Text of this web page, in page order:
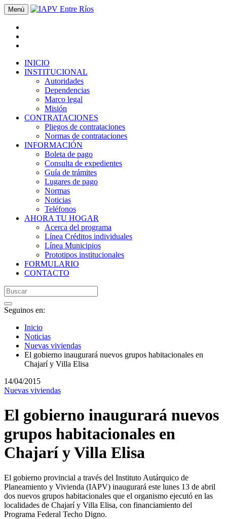
Menú
INICIO
INSTITUCIONAL
Autoridades
Dependencias
Marco legal
Misión
CONTRATACIONES
Pliegos de contrataciones
Normas de contrataciones
INFORMACIÓN
Boleta de pago
Consulta de expedientes
Guía de trámites
Lugares de pago
Normas
Noticias
Teléfonos
AHORA TU HOGAR
Acerca del programa
Línea Créditos individuales
Línea Municipios
Prototipos institucionales
FORMULARIO
CONTACTO
Seguinos en:
Inicio
Noticias
Nuevas viviendas
El gobierno inaugurará nuevos grupos habitacionales en
Chajarí y Villa Elisa
14/04/2015
Nuevas viviendas
El gobierno inaugurará nuevos
grupos habitacionales en
Chajarí y Villa Elisa
El gobierno provincial a través del Instituto Autárquico de
Planeamiento y Vivienda (IAPV) inaugurará este lunes 13 de abril
dos nuevos grupos habitacionales que el organismo ejecutó en las
localidades de Chajarí y Villa Elisa, con financiamiento del
Programa Federal Techo Digno.